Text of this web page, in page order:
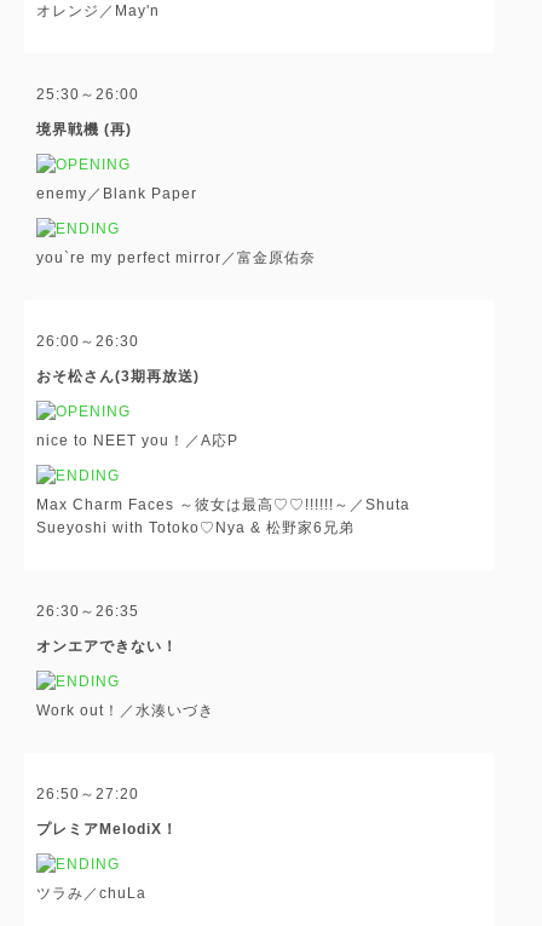
オレンジ／May'n
25:30～26:00
境界戦機 (再)
enemy／Blank Paper
you`re my perfect mirror／富金原佑奈
26:00～26:30
おそ松さん(3期再放送)
nice to NEET you！／A応P
Max Charm Faces ～彼女は最高♡♡!!!!!!～／Shuta
Sueyoshi with Totoko♡Nya & 松野家6兄弟
26:30～26:35
オンエアできない！
Work out！／水湊いづき
26:50～27:20
プレミアMelodiX！
ツラみ／chuLa